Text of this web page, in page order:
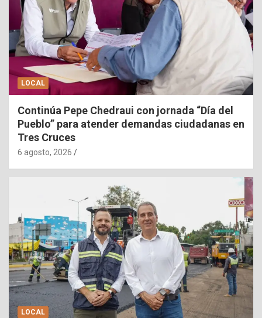
LOCAL
Continúa Pepe Chedraui con jornada “Día del
Pueblo” para atender demandas ciudadanas en
Tres Cruces
6 agosto, 2026
LOCAL